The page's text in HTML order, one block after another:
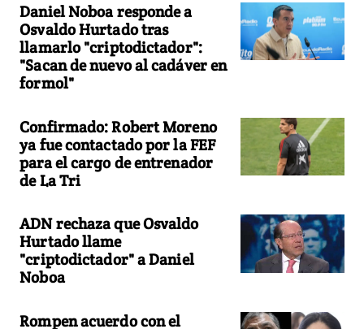
Daniel Noboa responde a
Osvaldo Hurtado tras
llamarlo "criptodictador":
"Sacan de nuevo al cadáver en
formol"
Confirmado: Robert Moreno
ya fue contactado por la FEF
para el cargo de entrenador
de La Tri
ADN rechaza que Osvaldo
Hurtado llame
"criptodictador" a Daniel
Noboa
Rompen acuerdo con el